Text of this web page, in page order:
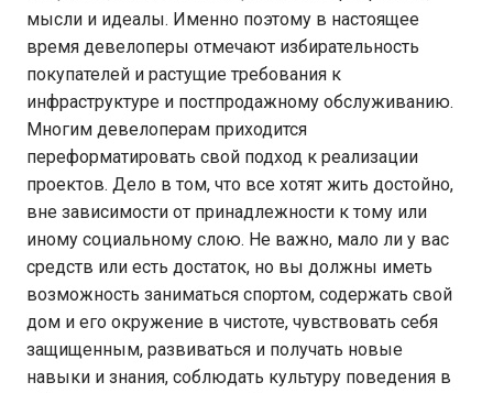
мысли и идеалы. Именно поэтому в настоящее
время девелоперы отмечают избирательность
покупателей и растущие требования к
инфраструктуре и постпродажному обслуживанию.
Многим девелоперам приходится
переформатировать свой подход к реализации
проектов. Дело в том, что все хотят жить достойно,
вне зависимости от принадлежности к тому или
иному социальному слою. Не важно, мало ли у вас
средств или есть достаток, но вы должны иметь
возможность заниматься спортом, содержать свой
дом и его окружение в чистоте, чувствовать себя
защищенным, развиваться и получать новые
навыки и знания, соблюдать культуру поведения в